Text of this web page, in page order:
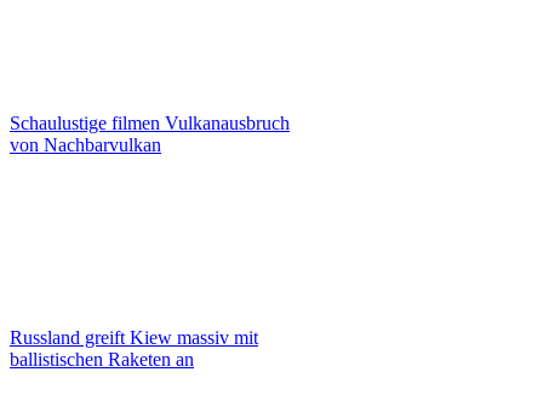
Schaulustige filmen Vulkanausbruch
von Nachbarvulkan
Russland greift Kiew massiv mit
ballistischen Raketen an